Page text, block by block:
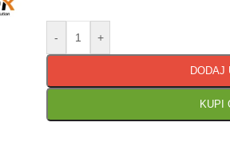
- +
DODAJ
KUPI